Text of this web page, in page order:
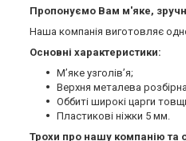
Пропонуємо Вам м'яке,
Наша компанія виготовляє
Основні характеристики:
М’яке узголів’я;
Верхня металева
Оббиті широкі царги
Пластикові ніжки 5 мм.
Трохи про нашу компанію та